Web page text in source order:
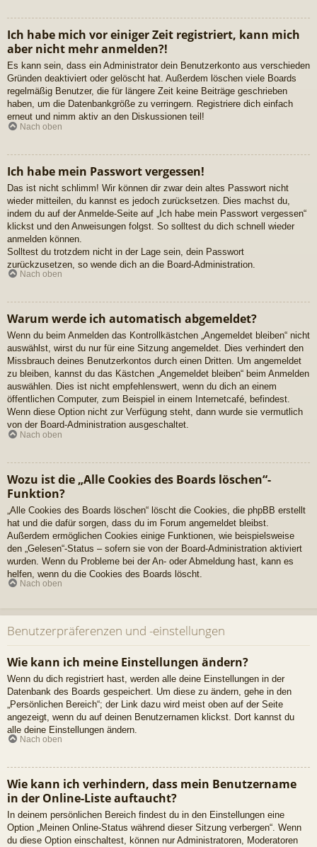
Ich habe mich vor einiger Zeit registriert, kann mich
aber nicht mehr anmelden?!
Es kann sein, dass ein Administrator dein Benutzerkonto aus verschieden
Gründen deaktiviert oder gelöscht hat. Außerdem löschen viele Boards
regelmäßig Benutzer, die für längere Zeit keine Beiträge geschrieben
haben, um die Datenbankgröße zu verringern. Registriere dich einfach
erneut und nimm aktiv an den Diskussionen teil!
Nach oben
Ich habe mein Passwort vergessen!
Das ist nicht schlimm! Wir können dir zwar dein altes Passwort nicht
wieder mitteilen, du kannst es jedoch zurücksetzen. Dies machst du,
indem du auf der Anmelde-Seite auf „Ich habe mein Passwort vergessen“
klickst und den Anweisungen folgst. So solltest du dich schnell wieder
anmelden können.
Solltest du trotzdem nicht in der Lage sein, dein Passwort
zurückzusetzen, so wende dich an die Board-Administration.
Nach oben
Warum werde ich automatisch abgemeldet?
Wenn du beim Anmelden das Kontrollkästchen „Angemeldet bleiben“ nicht
auswählst, wirst du nur für eine Sitzung angemeldet. Dies verhindert den
Missbrauch deines Benutzerkontos durch einen Dritten. Um angemeldet
zu bleiben, kannst du das Kästchen „Angemeldet bleiben“ beim Anmelden
auswählen. Dies ist nicht empfehlenswert, wenn du dich an einem
öffentlichen Computer, zum Beispiel in einem Internetcafé, befindest.
Wenn diese Option nicht zur Verfügung steht, dann wurde sie vermutlich
von der Board-Administration ausgeschaltet.
Nach oben
Wozu ist die „Alle Cookies des Boards löschen“-
Funktion?
„Alle Cookies des Boards löschen“ löscht die Cookies, die phpBB erstellt
hat und die dafür sorgen, dass du im Forum angemeldet bleibst.
Außerdem ermöglichen Cookies einige Funktionen, wie beispielsweise
den „Gelesen“-Status – sofern sie von der Board-Administration aktiviert
wurden. Wenn du Probleme bei der An- oder Abmeldung hast, kann es
helfen, wenn du die Cookies des Boards löscht.
Nach oben
Benutzerpräferenzen und -einstellungen
Wie kann ich meine Einstellungen ändern?
Wenn du dich registriert hast, werden alle deine Einstellungen in der
Datenbank des Boards gespeichert. Um diese zu ändern, gehe in den
„Persönlichen Bereich“; der Link dazu wird meist oben auf der Seite
angezeigt, wenn du auf deinen Benutzernamen klickst. Dort kannst du
alle deine Einstellungen ändern.
Nach oben
Wie kann ich verhindern, dass mein Benutzername
in der Online-Liste auftaucht?
In deinem persönlichen Bereich findest du in den Einstellungen eine
Option „Meinen Online-Status während dieser Sitzung verbergen“. Wenn
du diese Option einschaltest, können nur Administratoren, Moderatoren